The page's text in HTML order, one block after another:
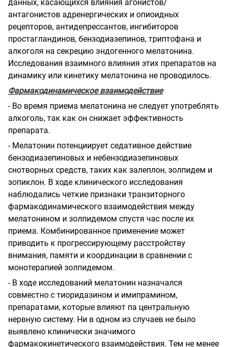
данных, касающихся влияния агонистов/
антагонистов адренергических и опиоидных
рецепторов, антидепрессантов, ингибиторов
простагландинов, бензодиазепинов, триптофана и
алкоголя на секрецию эндогенного мелатонина.
Исследования взаимного влияния этих препаратов на
динамику или кинетику мелатонина не проводилось.
Фармакодинамическое взаимодействие
- Во время приема мелатонина не следует употреблять
алкоголь, так как он снижает эффективность
препарата.
- Мелатонин потенциирует седативное действие
бензодиазепиновых и небензодиазепиновых
снотворных средств, таких как залеплон, золпидем и
зопиклон. В ходе клинического исследования
наблюдались четкие признаки транзиторного
фармакодинамического взаимодействия между
мелатонином и золпидемом спустя час после их
приема. Комбинированное применение может
приводить к прогрессирующему расстройству
внимания, памяти и координации в сравнении с
монотерапией золпидемом.
- В ходе исследований мелатонин назначался
совместно с тиоридазином и имипрамином,
препаратами, которые влияют па центральную
нервную систему. Ни в одном из случаев не было
выявлено клинически значимого
фармакокинетического взаимодействия. Тем не менее